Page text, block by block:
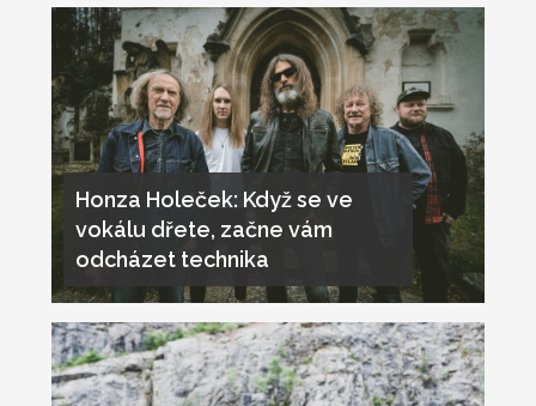
Honza Holeček: Když se ve
vokálu dřete, začne vám
odcházet technika